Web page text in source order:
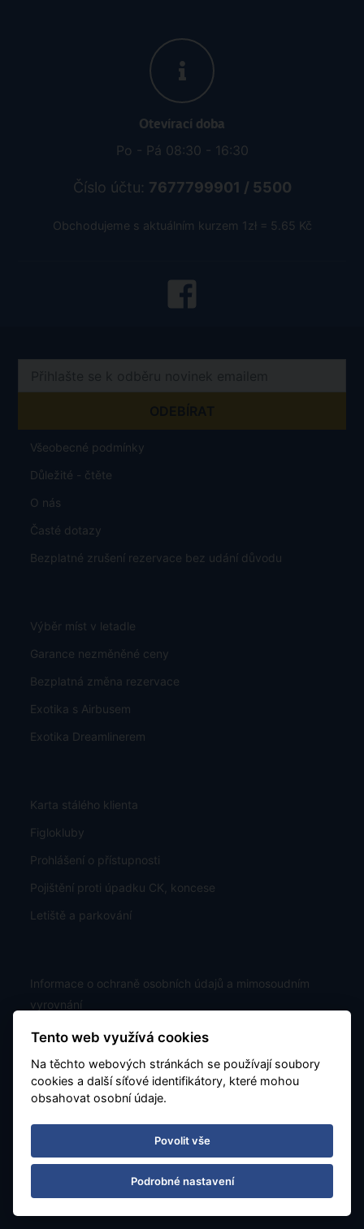
Otevírací doba
Po - Pá 08:30 - 16:30
Číslo účtu: 7677799901 / 5500
Obchodujeme s aktuálním kurzem 1zł = 5.65 Kč
Všeobecné podmínky
Důležité - čtěte
O nás
Časté dotazy
Bezplatné zrušení rezervace bez udání důvodu
Výběr míst v letadle
Garance nezměněné ceny
Bezplatná změna rezervace
Exotika s Airbusem
Exotika Dreamlinerem
Karta stálého klienta
Figlokluby
Prohlášení o přístupnosti
Pojištění proti úpadku CK, koncese
Letiště a parkování
Informace o ochraně osobních údajů a mimosoudním
vyrovnání
TU Europa - pojistné plnění
Jak zaplatit
Zájezdy
Nabídka
Tento web využívá cookies
Na těchto webových stránkách se používají soubory
cookies a další síťové identifikátory, které mohou
obsahovat osobní údaje.
Povolit vše
Podrobné nastavení